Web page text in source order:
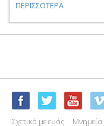
ΠΕΡΙΣΣΟΤΕΡΑ
Σχετικά με εμάς Μνημεία